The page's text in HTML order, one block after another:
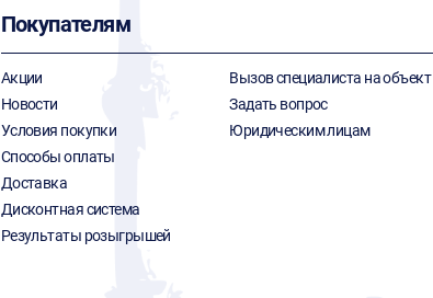
Покупателям
Акции
Новости
Условия покупки
Способы оплаты
Доставка
Дисконтная система
Результаты розыгрышей
Вызов специалиста на объект
Задать вопрос
Юридическим лицам